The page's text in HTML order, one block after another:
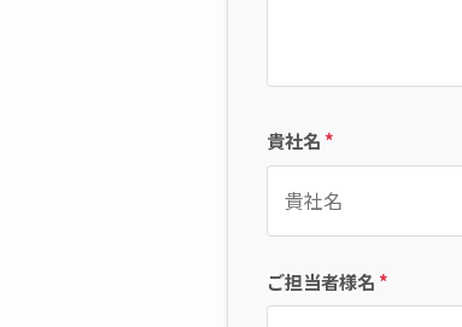
貴社名 *
ご担当者様名 *